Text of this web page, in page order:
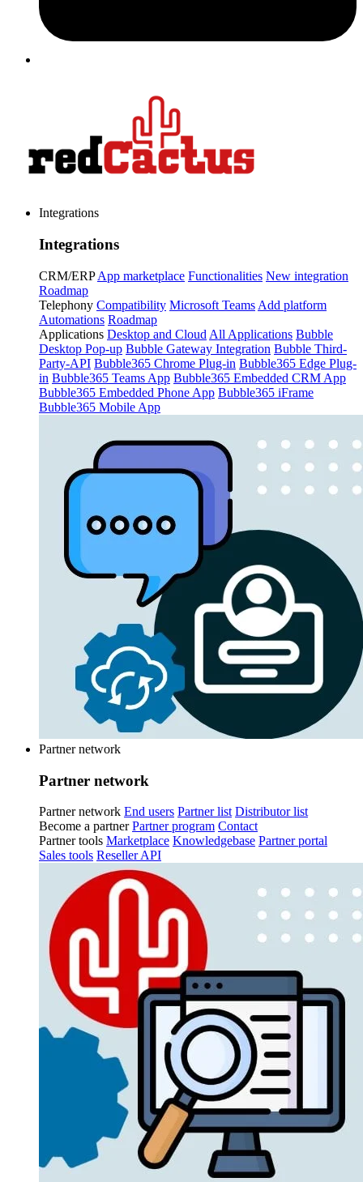
Integrations
Integrations
CRM/ERP App marketplace Functionalities New integration
Roadmap
Telephony Compatibility Microsoft Teams Add platform
Automations Roadmap
Applications Desktop and Cloud All Applications Bubble
Desktop Pop-up Bubble Gateway Integration Bubble Third-
Party-API Bubble365 Chrome Plug-in Bubble365 Edge Plug-
in Bubble365 Teams App Bubble365 Embedded CRM App
Bubble365 Embedded Phone App Bubble365 iFrame
Bubble365 Mobile App
Partner network
Partner network
Partner network End users Partner list Distributor list
Become a partner Partner program Contact
Partner tools Marketplace Knowledgebase Partner portal
Sales tools Reseller API